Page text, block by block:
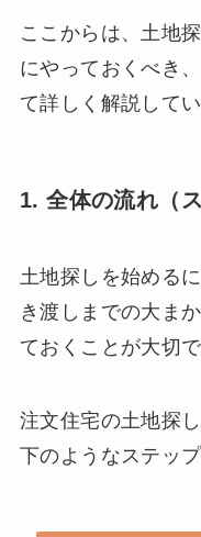
ここからは、土地
にやっておくべき
て詳しく解説してい
1. 全体の流れ（
土地探しを始める
き渡しまでの大ま
ておくことが大切で
注文住宅の土地探
下のようなステッ